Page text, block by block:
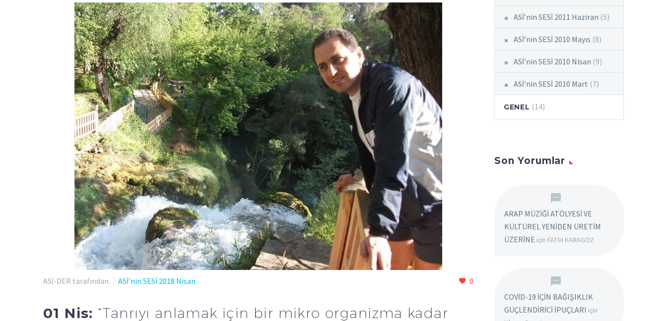
0
ASİ-DER tarafından ASİ'nin SESİ 2018 Nisan
01 Nis: “Tanrıyı anlamak için bir mikro organizma kadar
ASİ’nin SESİ 2011 Haziran (5)
ASİ’nin SESİ 2010 Mayıs (8)
ASİ’nin SESİ 2010 Nisan (9)
ASİ'nin SESİ 2010 Mart (7)
GENEL (14)
Son Yorumlar
ARAP MÜZİĞİ ATÖLYESİ VE
KÜLTÜREL YENİDEN ÜRETİM
ÜZERİNE için FATİH KARAGÖZ
COVİD-19 İÇİN BAĞIŞIKLIK
GÜÇLENDİRİCİ İPUÇLARI için